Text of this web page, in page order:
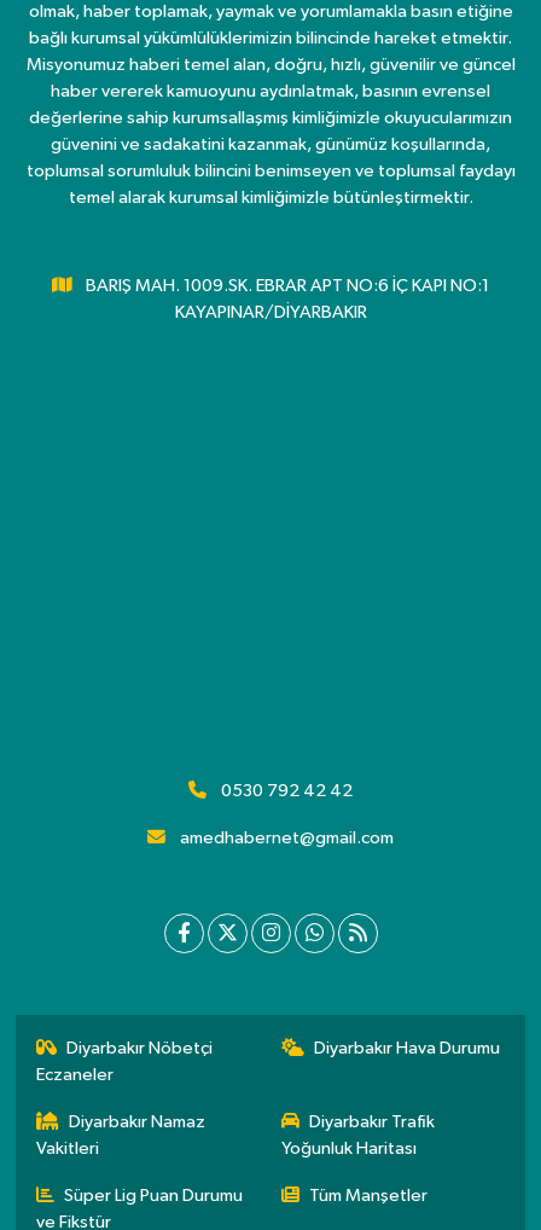
olmak, haber toplamak, yaymak ve yorumlamakla basın etiğine
bağlı kurumsal yükümlülüklerimizin bilincinde hareket etmektir.
Misyonumuz haberi temel alan, doğru, hızlı, güvenilir ve güncel
haber vererek kamuoyunu aydınlatmak, basının evrensel
değerlerine sahip kurumsallaşmış kimliğimizle okuyucularımızın
güvenini ve sadakatini kazanmak, günümüz koşullarında,
toplumsal sorumluluk bilincini benimseyen ve toplumsal faydayı
temel alarak kurumsal kimliğimizle bütünleştirmektir.
BARIŞ MAH. 1009.SK. EBRAR APT NO:6 İÇ KAPI NO:1
KAYAPINAR/DİYARBAKIR
0530 792 42 42
amedhabernet@gmail.com
Diyarbakır Nöbetçi
Eczaneler
Diyarbakır Hava Durumu
Diyarbakır Namaz
Vakitleri
Diyarbakır Trafik
Yoğunluk Haritası
Süper Lig Puan Durumu
ve Fikstür
Tüm Manşetler